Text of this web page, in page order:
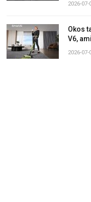
2026-07-
Okos
V6,
2026-07-